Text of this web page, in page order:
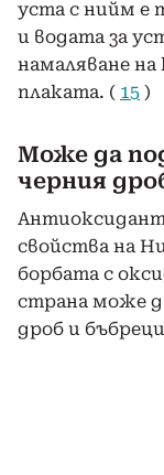
уста с нийм е
и водата за
намаляване
плаката. ( 15 )
Може да
черния
свойства на
борбата с
страна може
дроб и